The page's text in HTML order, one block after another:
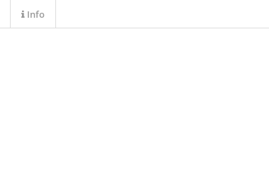
Info